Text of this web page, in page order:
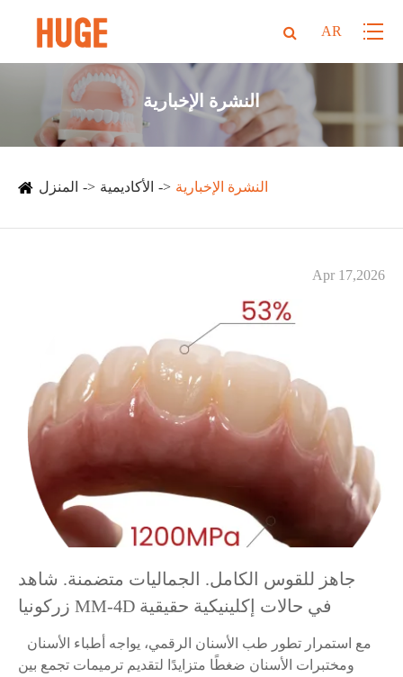
AR
النشرة الإخبارية
المنزل الأكاديمية النشرة الإخبارية
Apr 17,2026
جاهز للقوس الكامل. الجماليات متضمنة. شاهد
زركونيا MM-4D في حالات إكلينيكية حقيقية
مع استمرار تطور طب الأسنان الرقمي، يواجه أطباء الأسنان
ومختبرات الأسنان ضغطًا متزايدًا لتقديم ترميمات تجمع بين